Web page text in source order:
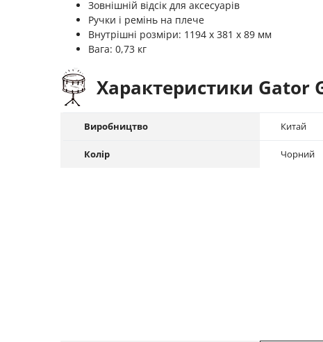
Зовнішній відсік для аксесуарів
Ручки і ремінь на плече
Внутрішні розміри: 1194 х 381 х 89 мм
Вага: 0,73 кг
Характеристики Gator
Виробництво Китай
Колір Чорний